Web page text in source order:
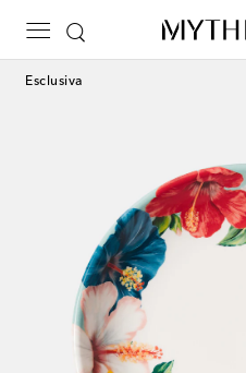
Esclusiva